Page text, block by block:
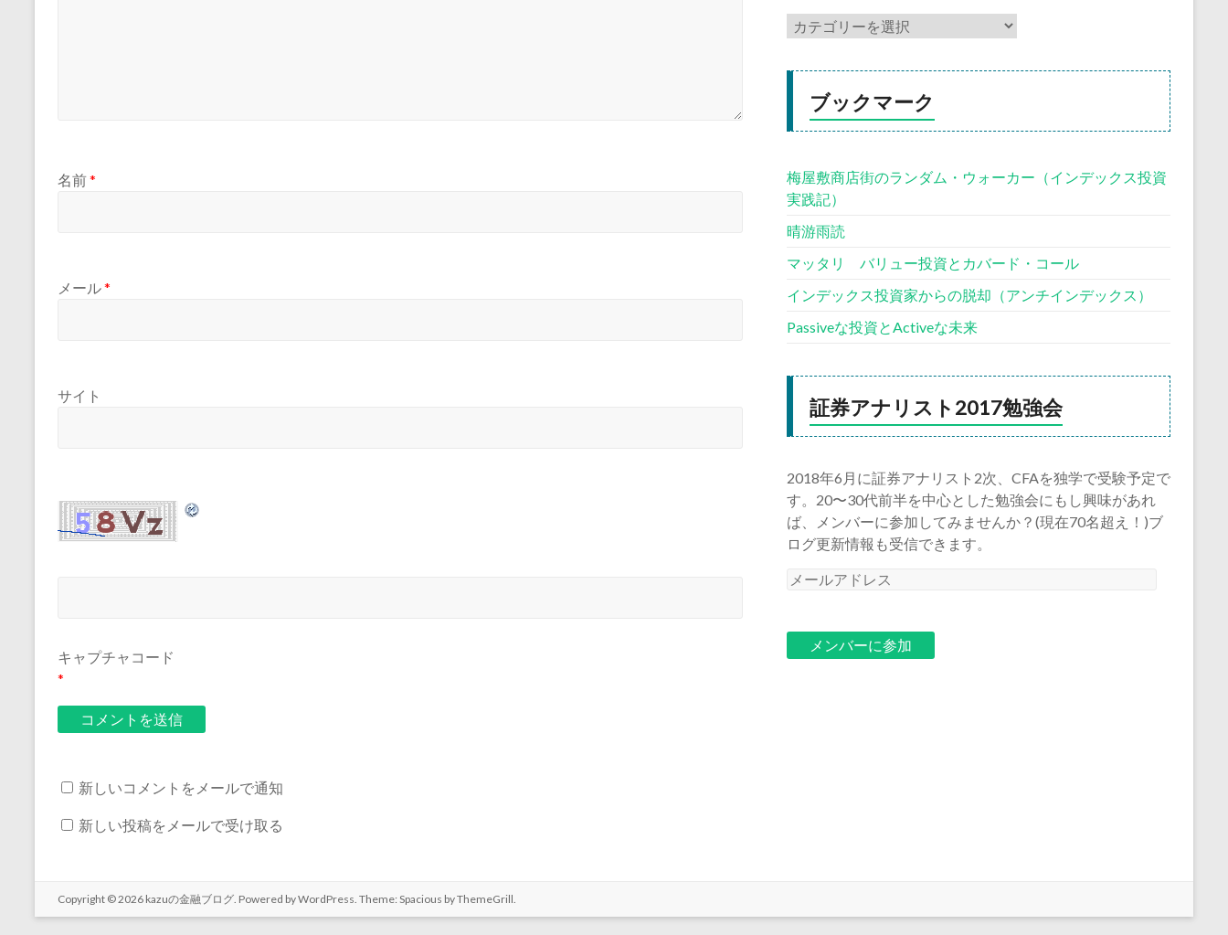
名前*
メール*
サイト
キャプチャコード
*
新しいコメントをメールで通知
新しい投稿をメールで受け取る
ブックマーク
梅屋敷商店街のランダム・ウォーカー（インデックス投資
実践記）
晴游雨読
マッタリ バリュー投資とカバード・コール
インデックス投資家からの脱却（アンチインデックス）
Passiveな投資とActiveな未来
証券アナリスト2017勉強会
2018年6月に証券アナリスト2次、CFAを独学で受験予定で
す。20〜30代前半を中心とした勉強会にもし興味があれ
ば、メンバーに参加してみませんか？(現在70名超え！)ブ
ログ更新情報も受信できます。
メ
Copyright © 2026 kazuの金融ブログ . Powered byWordPress . Theme: Spacious byThemeGrill